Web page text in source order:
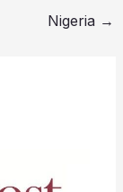
Nigeria →